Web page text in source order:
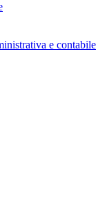
e contabile